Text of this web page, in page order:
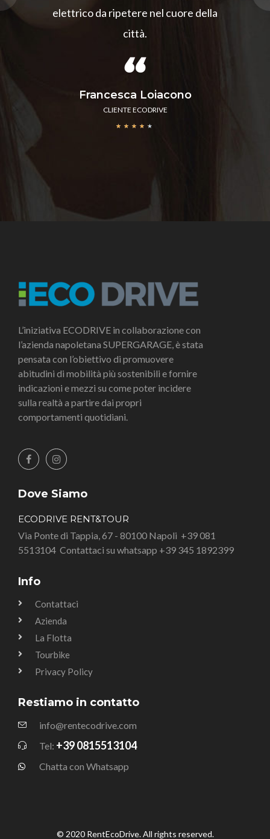
elettrico da ripetere nel cuore della
città.
Francesca Loiacono
CLIENTE ECODRIVE
★ ★ ★ ★ ★
L’iniziativa ECODRIVE in collaborazione con
l’azienda napoletana SUPERGARAGE, è stata
pensata con l’obiettivo di promuovere
abitudini di mobilità più sostenibili e fornire
indicazioni e mezzi su come poter incidere
sulla realtà a partire dai propri
comportamenti quotidiani.
Dove Siamo
ECODRIVE RENT&TOUR
Via Ponte di Tappia, 67 - 80100 Napoli +39 081
5513104 Contattaci su whatsapp +39 345 1892399
Info
Contattaci
Azienda
La Flotta
Tourbike
Privacy Policy
Restiamo in contatto
info@rentecodrive.com
Tel: +39 0815513104
Chatta con Whatsapp
© 2020 RentEcoDrive. All rights reserved.